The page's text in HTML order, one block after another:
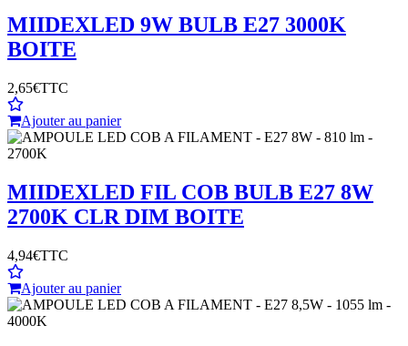
MIIDEXLED 9W BULB E27 3000K
BOITE
2,65€TTC
Ajouter au panier
MIIDEXLED FIL COB BULB E27 8W
2700K CLR DIM BOITE
4,94€TTC
Ajouter au panier